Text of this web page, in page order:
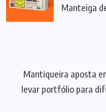
Manteiga
Mantiqueira aposta
levar portfólio para